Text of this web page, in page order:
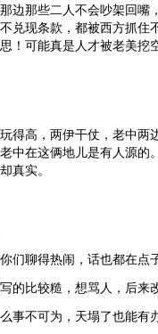
边那些二人不会吵架回嘴
兑现条款，都被西方抓住
！可能真是人才被老美挖
得高，两伊干仗，老中两
中在这俩地儿是有人源的
真实。
们聊得热闹，话也都在点
的比较糙，想骂人，后来
事不可为，天塌了也能有